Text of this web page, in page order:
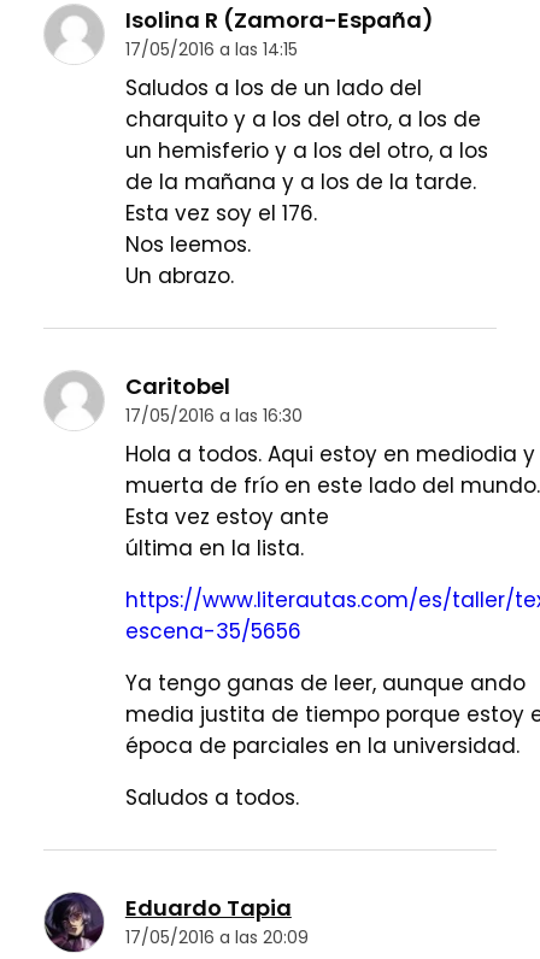
Isolina R (Zamora-España)
17/05/2016 a las 14:15
Saludos a los de un lado del
charquito y a los del otro, a los de
un hemisferio y a los del otro, a los
de la mañana y a los de la tarde.
Esta vez soy el 176.
Nos leemos.
Un abrazo.
Caritobel
17/05/2016 a las 16:30
Hola a todos. Aqui estoy en mediodia y
muerta de frío en este lado del mundo.
Esta vez estoy ante
última en la lista.
https://www.literautas.com/es/taller/
escena-35/5656
Ya tengo ganas de leer, aunque ando
media justita de tiempo porque estoy
época de parciales en la universidad.
Saludos a todos.
Eduardo Tapia
17/05/2016 a las 20:09